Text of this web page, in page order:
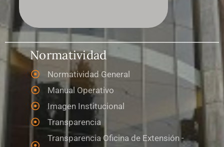
Normatividad
Normatividad General
Manual Operativo
Imagen Institucional
Transparencia
Transparencia Oficina de Extensión -